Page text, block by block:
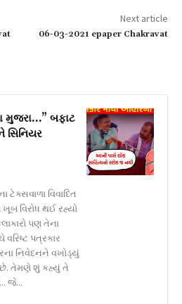
Next article
06-03-2021 epaper Chakravat
મુજરા…” બફાટ
સિનિયર
ટેક્સવાળા વિવાદિત
વિરોધ થઈ રહ્યો
પણ તેના
પત્રકાર
નિવેદનને વખોડ્યું
તેમણે શું કહ્યું તે
નીચે આપેલા વીડિયોમાં જુઓ... જે...